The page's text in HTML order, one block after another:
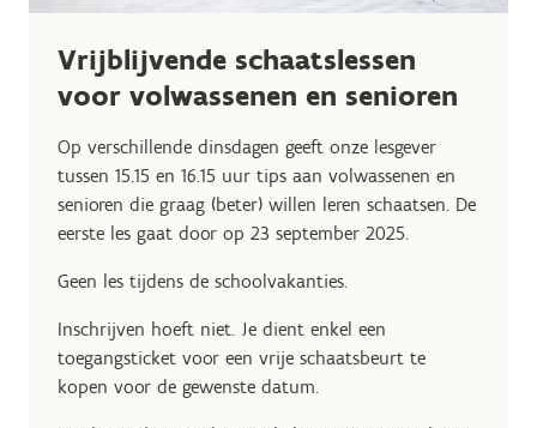
Vrijblijvende schaatslessen
voor volwassenen en senioren
Op verschillende dinsdagen geeft onze lesgever
tussen 15.15 en 16.15 uur tips aan volwassenen en
senioren die graag (beter) willen leren schaatsen. De
eerste les gaat door op 23 september 2025.
Geen les tijdens de schoolvakanties.
Inschrijven hoeft niet. Je dient enkel een
toegangsticket voor een vrije schaatsbeurt te
kopen voor de gewenste datum.